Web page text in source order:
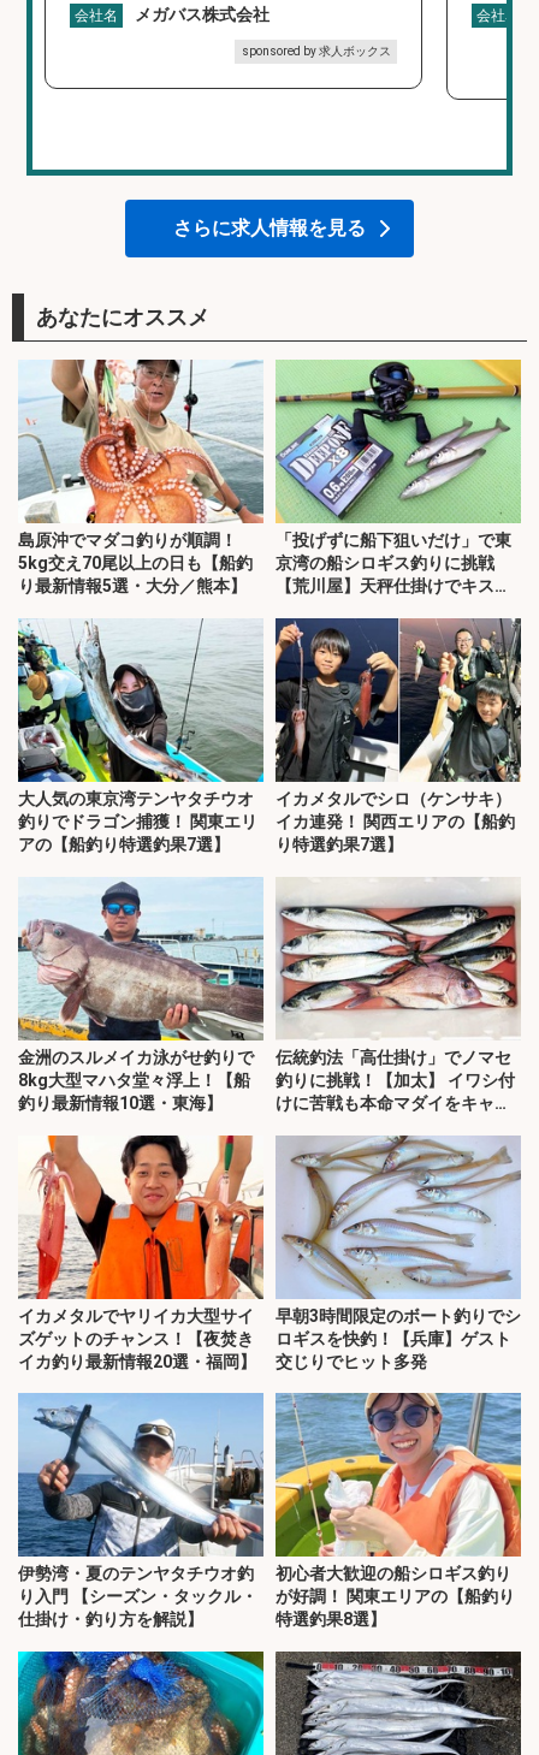
会社名 メガバス株式会社
sponsored by 求人ボックス
会社名
さらに求人情報を見る
あなたにオススメ
島原沖でマダコ釣りが順調！
5kg交え70尾以上の日も【船釣
り最新情報5選・大分／熊本】
「投げずに船下狙いだけ」で東
京湾の船シロギス釣りに挑戦
【荒川屋】天秤仕掛けでキス約
大人気の東京湾テンヤタチウオ
釣りでドラゴン捕獲！ 関東エリ
アの【船釣り特選釣果7選】
イカメタルでシロ（ケンサキ）
イカ連発！ 関西エリアの【船釣
り特選釣果7選】
金洲のスルメイカ泳がせ釣りで
8kg大型マハタ堂々浮上！【船
釣り最新情報10選・東海】
伝統釣法「高仕掛け」でノマセ
釣りに挑戦！【加太】 イワシ付
けに苦戦も本命マダイをキャッ
イカメタルでヤリイカ大型サイ
ズゲットのチャンス！【夜焚き
イカ釣り最新情報20選・福岡】
早朝3時間限定のボート釣りでシ
ロギスを快釣！【兵庫】ゲスト
交じりでヒット多発
伊勢湾・夏のテンヤタチウオ釣
り入門 【シーズン・タックル・
仕掛け・釣り方を解説】
初心者大歓迎の船シロギス釣り
が好調！ 関東エリアの【船釣り
特選釣果8選】